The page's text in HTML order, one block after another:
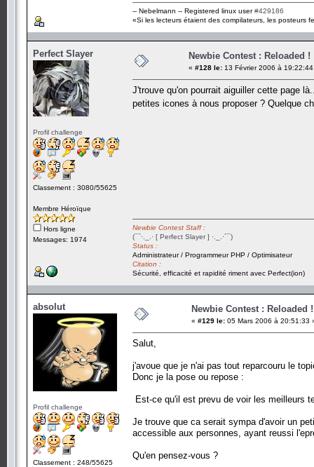
-- Nebelmann -- Registered linux user#429186
«Si les lecteurs étaient des compilateurs, les posteurs
Perfect Slayer
Profil challenge
Classement : 3080/55625
Membre Héroïque
Hors ligne
Messages: 1974
Newbie Contest : Reloaded !
« #128 le: 13 Février 2006 à
J'trouve qu'on pourrait aiguiller cette page
petites icones à nous proposer ? Quelque
Newbie Contest Staff :
(¯`·._.· [ Perfect Slayer ] ·._.·´¯)
Status :
Administrateur / Programmeur PHP / Optimisateur
Citation :
Sécurité, efficacité et rapidité riment avec Perfect(ion)
absolut
Profil challenge
Classement : 248/55625
Newbie Contest : Reloaded !
« #129 le: 05 Mars 2006 à 20:51:33
Salut,
j'avoue que je n'ai pas tout reparcouru le
Donc je la pose ou repose :
Est-ce qu'il est prevu de voir les meilleurs
Je trouve que ca serait sympa d'avoir un
accessible aux personnes, ayant reussi
Qu'en pensez-vous ?